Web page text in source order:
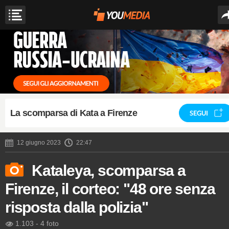
La scomparsa di Kata a Firenze SEGUI
12 giugno 2023 22:47
Kataleya, scomparsa a
Firenze, il corteo: "48 ore senza
risposta dalla polizia"
1.103 - 4 foto